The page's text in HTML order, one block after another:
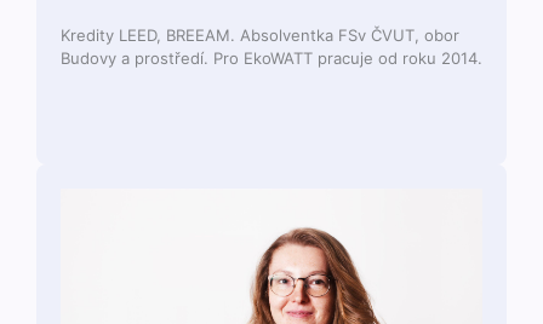
Kred­i­ty LEED, BREEAM. Absol­ven­t­ka FSv ČVUT, obor
Budovy a prostředí. Pro EkoWATT pracu­je od roku 2014.